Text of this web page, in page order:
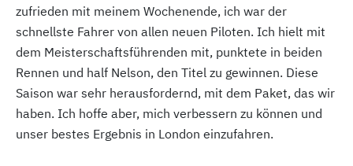
zufrieden mit meinem Wochenende, ich war der
schnellste Fahrer von allen neuen Piloten. Ich hielt mit
dem Meisterschaftsführenden mit, punktete in beiden
Rennen und half Nelson, den Titel zu gewinnen. Diese
Saison war sehr herausfordernd, mit dem Paket, das wir
haben. Ich hoffe aber, mich verbessern zu können und
unser bestes Ergebnis in London einzufahren.